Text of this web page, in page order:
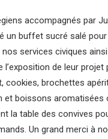
accompagnés par
un buffet sucré salé
services civiques
l’exposition de leur projet
cookies, brochettes
et boissons aromatisées
la table des convives
Un grand merci à